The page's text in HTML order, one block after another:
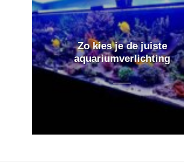
Zo kies je de juiste
aquariumverlichting